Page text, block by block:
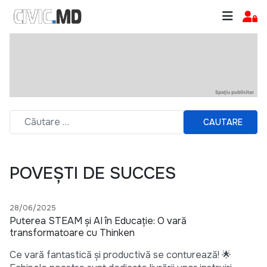
CAUTARE
POVEȘTI DE SUCCES
28/06/2025
Puterea STEAM și AI în Educație: O vară
transformatoare cu Thinken
Ce vară fantastică și productivă se conturează! 🌟